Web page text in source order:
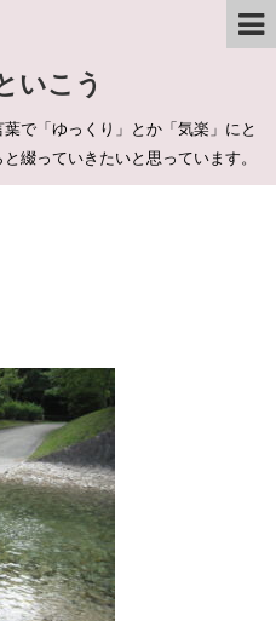
いこう
で「ゆっくり」とか「気楽」にと
綴っていきたいと思っています。